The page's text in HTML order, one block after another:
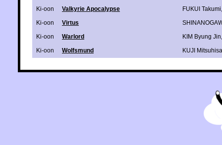
Ki-oon
Valkyrie Apocalypse FUKUI Takumi
Ki-oon
Virtus
Ki-oon
Warlord KIM Byung Jin
Ki-oon
Wolfsmund KUJI Mitsuhisa